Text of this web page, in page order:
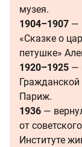
музея.
1904–1907 —
«Сказке о
петушке»
1920–1925 —
Париж.
1936 —
от
Институте